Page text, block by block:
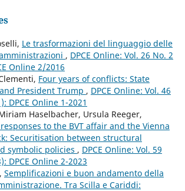
Le trasformazioni del linguaggio delle
, DPCE Online: Vol. 26 No. 2
Online 2/2016
Four years of conflicts: State
President Trump , DPCE Online: Vol. 46
DPCE Online 1-2021
Haselbacher, Ursula Reeger,
to the BVT affair and the Vienna
Securitisation between structural
symbolic policies , DPCE Online: Vol. 59
DPCE Online 2-2023
Semplificazioni e buon andamento della
Tra Scilla e Cariddi: